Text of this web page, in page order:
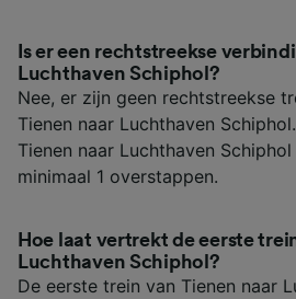
Is er een rechtstreekse
Luchthaven Schiphol?
Nee, er zijn geen rechtstreekse
Tienen naar Luchthaven
Tienen naar Luchthaven
minimaal 1 overstappen.
Hoe laat vertrekt de eerste
Luchthaven Schiphol?
De eerste trein van Tienen naar